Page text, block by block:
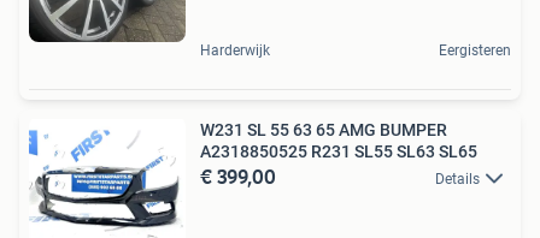
Harderwijk Eergisteren
W231 SL 55 63 65 AMG BUMPER
A2318850525 R231 SL55 SL63 SL65
€ 399,00 Details